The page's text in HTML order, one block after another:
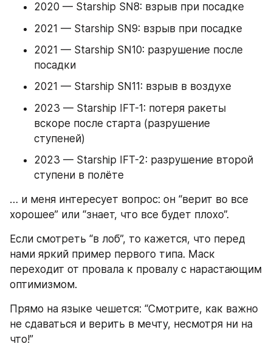
2020 — Starship SN8: взрыв при посадке
2021 — Starship SN9: взрыв при посадке
2021 — Starship SN10: разрушение после
посадки
2021 — Starship SN11: взрыв в воздухе
2023 — Starship IFT-1: потеря ракеты
вскоре после старта (разрушение
ступеней)
2023 — Starship IFT-2: разрушение второй
ступени в полёте
… и меня интересует вопрос: он “верит во все
хорошее” или “знает, что все будет плохо”.
Если смотреть “в лоб”, то кажется, что перед
нами яркий пример первого типа. Маск
переходит от провала к провалу с нарастающим
оптимизмом.
Прямо на языке чешется: “Смотрите, как важно
не сдаваться и верить в мечту, несмотря ни на
что!”